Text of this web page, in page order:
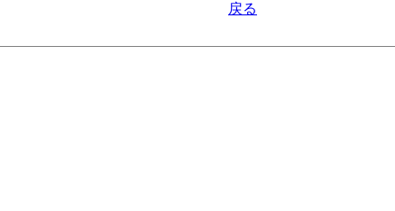
戻る